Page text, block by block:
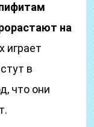
на
играет
в
что они